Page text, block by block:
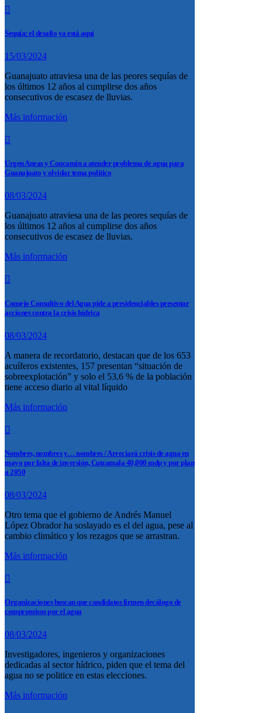
Sequía: el desafío ya está aquí
15/03/2024
Guanajuato atraviesa una de las peores sequías de
los últimos 12 años al cumplirse dos años
consecutivos de escasez de lluvias.
Más información
Urgen Aneas y Concamin a atender problema de agua para
Guanajuato y olvidar tema político
08/03/2024
Guanajuato atraviesa una de las peores sequías de
los últimos 12 años al cumplirse dos años
consecutivos de escasez de lluvias.
Más información
Consejo Consultivo del Agua pide a presidenciables presentar
acciones contra la crisis hídrica
08/03/2024
A manera de recordatorio, destacan que de los 653
acuíferos existentes, 157 presentan “situación de
sobreexplotación” y solo el 53,6 % de la población
tiene acceso diario al vital líquido
Más información
Nombres, nombres y… nombres / Arreciará crisis de agua en
mayo por falta de inversión, Cutzamala 40,000 mdp y por plan
a 2050
08/03/2024
Otro tema que el gobierno de Andrés Manuel
López Obrador ha soslayado es el del agua, pese al
cambio climático y los rezagos que se arrastran.
Más información
Organizaciones buscan que candidatos firmen decálogo de
compromisos por el agua
08/03/2024
Investigadores, ingenieros y organizaciones
dedicadas al sector hídrico, piden que el tema del
agua no se politice en estas elecciones.
Más información